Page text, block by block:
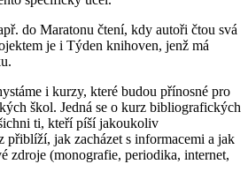
do Maratonu čtení, kdy autoři čtou svá
je i Týden knihoven, jenž má
i kurzy, které budou přínosné pro
škol. Jedná se o kurz bibliografických
ti, kteří píší jakoukoliv
přiblíží, jak zacházet s informacemi a jak
zdroje (monografie, periodika, internet,